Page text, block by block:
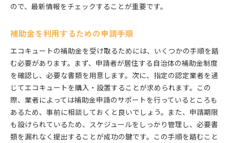
ので、最新情報をチェックすることが重要です。
補助金を利用するための申請手順
エコキュートの補助金を受け取るためには、いくつかの手順を踏
む必要があります。まず、申請者が居住する自治体の補助金制度
を確認し、必要な書類を用意します。次に、指定の認定業者を通
じてエコキュートを購入・設置することが求められます。この
際、業者によっては補助金申請のサポートを行っているところも
あるため、事前に相談しておくと良いでしょう。また、申請期限
も設けられているため、スケジュールをしっかり管理し、必要書
類を漏れなく提出することが成功の鍵です。この手順を踏むこと